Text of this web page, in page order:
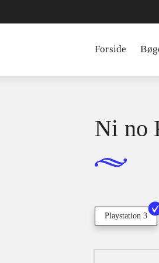
Forside
Ni no
Playstation 3